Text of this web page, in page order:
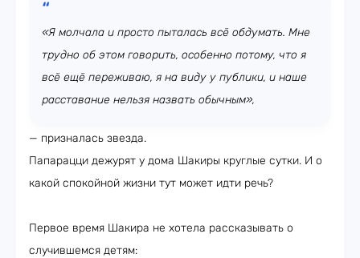
«Я молчала и просто пыталась всё обдумать. Мне
трудно об этом говорить, особенно потому, что я
всё ещё переживаю, я на виду у публики, и наше
расставание нельзя назвать обычным»,
— призналась звезда.
Папарацци дежурят у дома Шакиры круглые сутки. И о
какой спокойной жизни тут может идти речь?
Первое время Шакира не хотела рассказывать о
случившемся детям: